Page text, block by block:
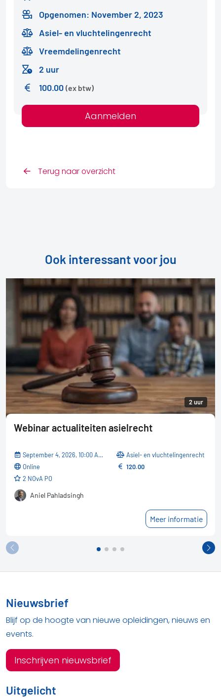
Opgenomen: November 2, 2023
Asiel- en vluchtelingenrecht
Vreemdelingenrecht
2 uur
100.00 (ex btw)
Aanmelden
Terug naar overzicht
Ook interessant voor jou
2 uur
Webinar actualiteiten asielrecht
September 4, 2026, 10:00 AM - 12:10 PM
online
2 NOvA PO
Asiel- en vluchtelingenrecht
120.00
Aniel Pahladsingh
Meer informatie
Nieuwsbrief
Blijf op de hoogte van nieuwe opleidingen, nieuws en
events.
Inschrijven nieuwsbrief
Uitgelicht